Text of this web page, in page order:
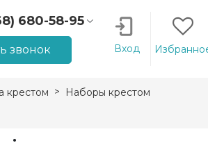
680-58-95
207-14-90
звонок Вход
крестом
Наборы крестом